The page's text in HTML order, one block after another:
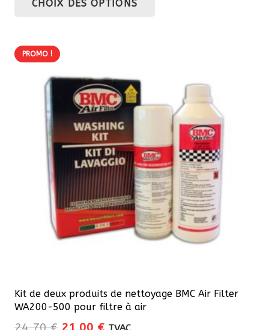
prix :
CHOIX DES OPTIONS
options
peuvent
être
choisies
sur
la
page
du
produit
PROMO !
Kit de deux produits de nettoyage BMC Air Filter
WA200-500 pour filtre à air
Le Le